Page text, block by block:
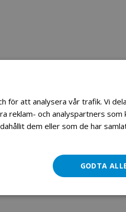
för att analysera vår trafik. Vi
reklam- och analyspartners som
dem eller som de har
GODTA